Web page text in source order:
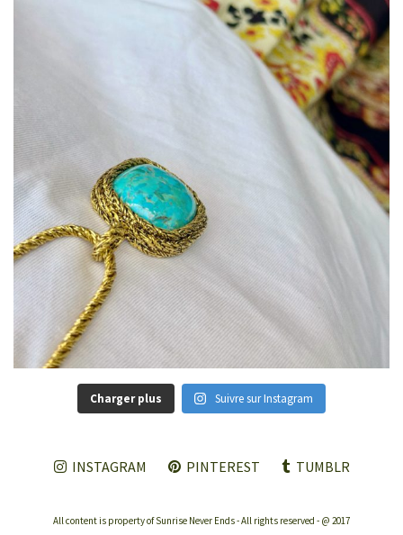
Charger plus Suivre sur Instagram
INSTAGRAM PINTEREST TUMBLR
All content is property of Sunrise Never Ends - All rights reserved - @ 2017